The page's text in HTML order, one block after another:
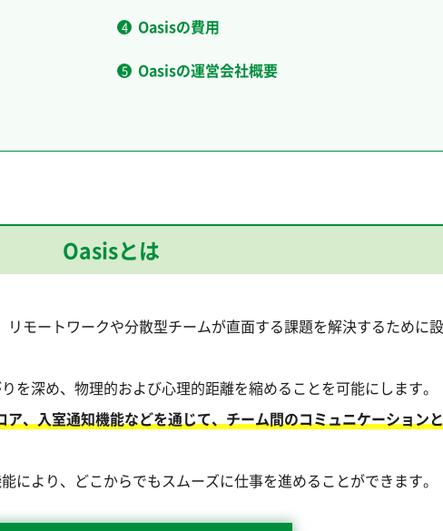
Oasisの費用
Oasisの運営会社概要
Oasisとは
モートワークや分散型チームが直面する課題を解決するために
を深め、物理的および心理的距離を縮めることを可能にします。
ア、入室通知機能などを通じて、チーム間のコミュニケーション
により、どこからでもスムーズに仕事を進めることができます。